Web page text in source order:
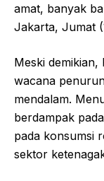
amat, banyak
Jakarta, Jumat
Meski
wacana
mendalam.
berdampak
pada konsumsi
sektor